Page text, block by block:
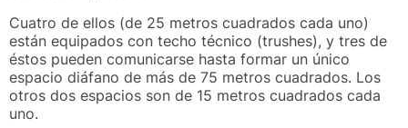
Cuatro de ellos (de 25 metros cuadrados cada uno)
están equipados con techo técnico (trushes), y tres de
éstos pueden comunicarse hasta formar un único
espacio diáfano de más de 75 metros cuadrados. Los
otros dos espacios son de 15 metros cuadrados cada
uno.